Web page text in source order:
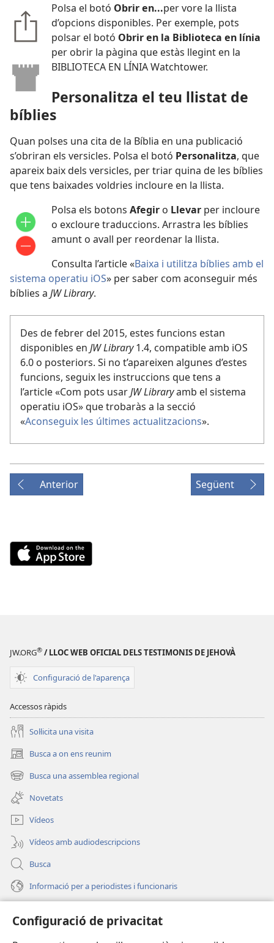
Configuració de privacitat
Polsa el botó Obrir en...per vore la llista
d’opcions disponibles. Per exemple, pots
polsar el botó Obrir en la Biblioteca en línia
per obrir la pàgina que estàs llegint en la
BIBLIOTECA EN LÍNIA Watchtower.
Personalitza el teu llistat de
bíblies
Quan polses una cita de la Bíblia en una publicació
s’obriran els versicles. Polsa el botó Personalitza, que
apareix baix dels versicles, per triar quina de les bíblies
que tens baixades voldries incloure en la llista.
Polsa els botons Afegir o Llevar per incloure
o excloure traduccions. Arrastra les bíblies
amunt o avall per reordenar la llista.
Consulta l’article «Baixa i utilitza bíblies amb el
sistema operatiu iOS» per saber com aconseguir més
bíblies a JW Library.
Des de febrer del 2015, estes funcions estan
disponibles en JW Library1.4, compatible amb iOS
6.0 o posteriors. Si no t’apareixen algunes d’estes
funcions, seguix les instruccions que tens a
l’article «Com pots usarJW Libraryamb el sistema
operatiu iOS» que trobaràs a la secció
«Aconseguix les últimes actualitzacions».
Anterior Següent
Download
on
una
finestra
nova)
JW.ORG® / LLOC WEB OFICIAL DELS TESTIMONIS DE JEHOVÀ
Configuració de l'aparença
Accessos ràpids
Soŀlicita una visita
Busca a on ens reunim
(obri
en
una
finestra
nova)
Busca una assemblea regional
(obri
en
una
finestra
nova)
Novetats
Vídeos
Vídeos amb audiodescripcions
Busca
Informació per a periodistes i funcionaris